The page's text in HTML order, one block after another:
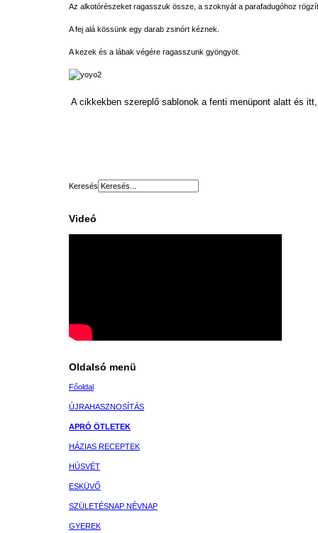
Az alkotórészeket ragasszuk össze, a szoknyát a parafadugóhoz
A fej alá kössünk egy darab zsinórt kéznek.
A kezek és a lábak végére ragasszunk gyöngyöt.
A cikkekben szereplő sablonok a fenti menüpont alatt és
Keresés
Videó
Oldalsó menü
Főoldal
ÚJRAHASZNOSÍTÁS
APRÓ ÖTLETEK
HÁZIAS RECEPTEK
HÚSVÉT
ESKÜVŐ
SZÜLETÉSNAP NÉVNAP
GYEREK